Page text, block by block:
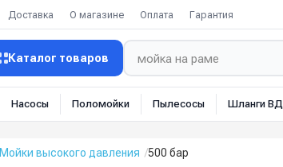
Доставка О магазине Оплата Гарантия
Каталог товаров
Насосы Поломойки Пылесосы Шланги ВД
Мойки высокого давления 500 бар